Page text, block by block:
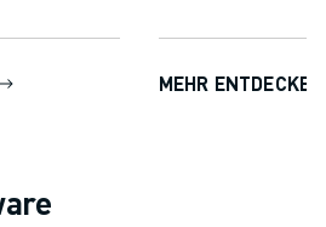
sie eine Art
MEHR ENTDECKEN